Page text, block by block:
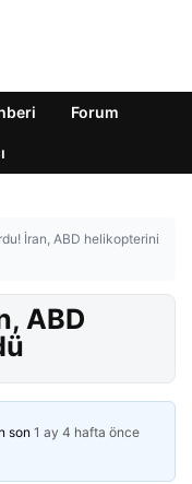
Forum
İran, ABD helikopterini
ABD
son 1 ay 4 hafta önce